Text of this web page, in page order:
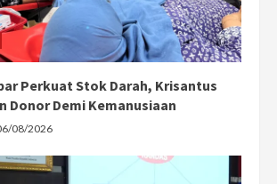
Perkuat Stok Darah, Krisantus
Donor Demi Kemanusiaan
08/2026